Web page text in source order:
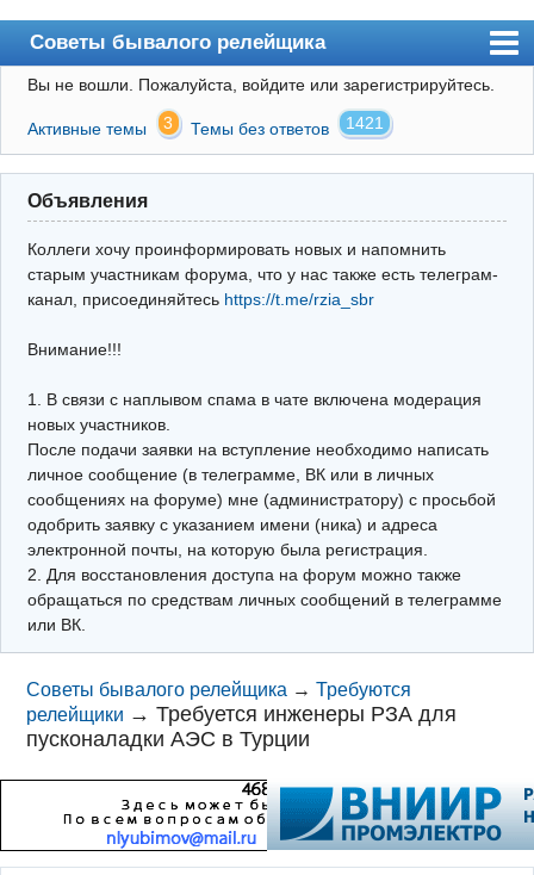
Советы бывалого релейщика
Форум
Правила
Поиск
Регистрация
Архив
Почта
Поиск релейщика
Видео РЗиА
Фотохостинг
Телеграм
Вы не вошли. Пожалуйста, войдите или зарегистрируйтесь.
Активные темы 3 Темы без ответов 1421
Объявления
Коллеги хочу проинформировать новых и напомнить
старым участникам форума, что у нас также есть телеграм-
канал, присоединяйтесь https://t.me/rzia_sbr
Внимание!!!
1. В связи с наплывом спама в чате включена модерация
новых участников.
После подачи заявки на вступление необходимо написать
личное сообщение (в телеграмме, ВК или в личных
сообщениях на форуме) мне (администратору) с просьбой
одобрить заявку с указанием имени (ника) и адреса
электронной почты, на которую была регистрация.
2. Для восстановления доступа на форум можно также
обращаться по средствам личных сообщений в телеграмме
или ВК.
Советы бывалого релейщика →Требуются
релейщики →Требуется инженеры РЗА для
пусконаладки АЭС в Турции